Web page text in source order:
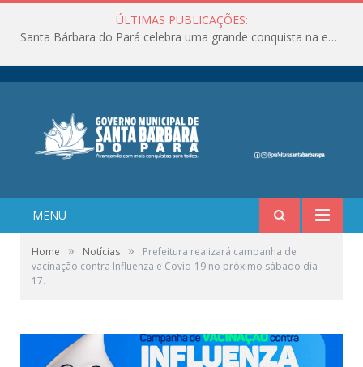
ÚLTIMAS PUBLICAÇÕES:
Santa Bárbara do Pará celebra uma grande conquista na educação!
MENU
Home » Notícias »
Prefeitura realizará campanha de
vacinação contra Influenza e Covid-19 no próximo sábado dia
17.